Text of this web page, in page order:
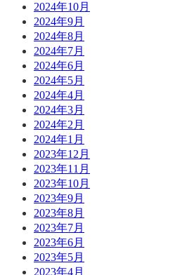
2024年10月
2024年9月
2024年8月
2024年7月
2024年6月
2024年5月
2024年4月
2024年3月
2024年2月
2024年1月
2023年12月
2023年11月
2023年10月
2023年9月
2023年8月
2023年7月
2023年6月
2023年5月
2023年4月